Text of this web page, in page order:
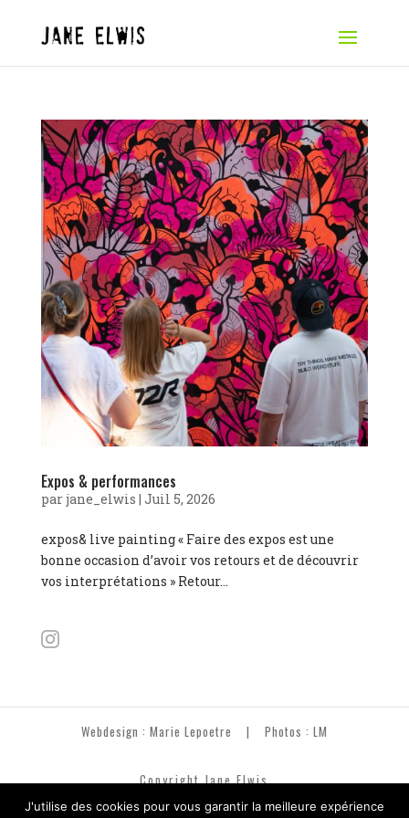
Expos & performances
parjane_elwis | Juil 5, 2026
expos& live painting « Faire des expos est une
bonne occasion d’avoir vos retours et de découvrir
vos interprétations » Retour...
Webdesign : Marie Lepoetre | Photos : LM
Copyright Jane Elwis
J'utilise des cookies pour vous garantir la meilleure expérience